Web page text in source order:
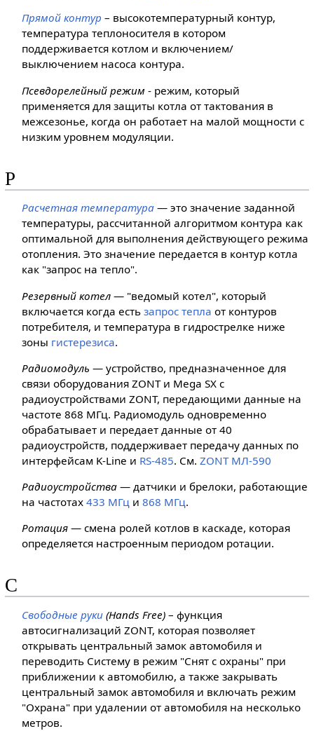
Прямой контур – высокотемпературный контур,
температура теплоносителя в котором
поддерживается котлом и включением/
выключением насоса контура.
Псевдорелейный режим - режим, который
применяется для защиты котла от тактования в
межсезонье, когда он работает на малой мощности с
низким уровнем модуляции.
Р
Расчетная температура — это значение заданной
температуры, рассчитанной алгоритмом контура как
оптимальной для выполнения действующего режима
отопления. Это значение передается в контур котла
как "запрос на тепло".
Резервный котел — "ведомый котел", который
включается когда естьзапрос тепла от контуров
потребителя, и температура в гидрострелке ниже
зоны гистерезиса.
Радиомодуль — устройство, предназначенное для
связи оборудования ZONT и Mega SX с
радиоустройствами ZONT, передающими данные на
частоте 868 МГц. Радиомодуль одновременно
обрабатывает и передает данные от 40
радиоустройств, поддерживает передачу данных по
интерфейсам K-Line и RS-485. См.ZONT МЛ-590
Радиоустройства — датчики и брелоки, работающие
на частотах433 МГц и868 МГц.
Ротация — смена ролей котлов в каскаде, которая
определяется настроенным периодом ротации.
С
Свободные руки (Hands Free) – функция
автосигнализаций ZONT, которая позволяет
открывать центральный замок автомобиля и
переводить Систему в режим "Снят с охраны" при
приближении к автомобилю, а также закрывать
центральный замок автомобиля и включать режим
"Охрана" при удалении от автомобиля на несколько
метров.